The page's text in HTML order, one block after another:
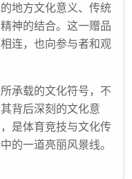
地方文化意义、传统
神的结合。这一赠品
连，也向参与者和观
承载的文化符号，不
背后深刻的文化意
是体育竞技与文化传
的一道亮丽风景线。